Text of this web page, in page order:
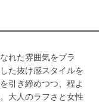
れた雰囲気をプラ
た抜け感スタイルを
引き締めつつ、程よ
大人のラフさと女性